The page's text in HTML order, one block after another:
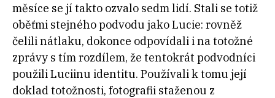
měsíce se jí takto ozvalo sedm lidí. Stali se totiž
oběťmi stejného podvodu jako Lucie: rovněž
čelili nátlaku, dokonce odpovídali i na totožné
zprávy s tím rozdílem, že tentokrát podvodníci
použili Luciinu identitu. Používali k tomu její
doklad totožnosti, fotografii staženou z